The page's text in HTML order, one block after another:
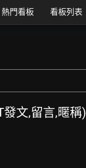
熱門看板 看板列表
文,留言,暱稱)